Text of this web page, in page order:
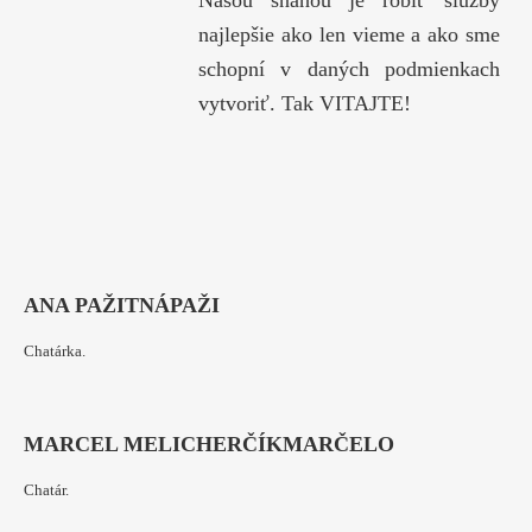
najlepšie ako len vieme a ako sme
schopní v daných podmienkach
vytvoriť. Tak VITAJTE!
ANA PAŽITNÁPAŽI
Chatárka.
MARCEL MELICHERČÍKMARČELO
Chatár.